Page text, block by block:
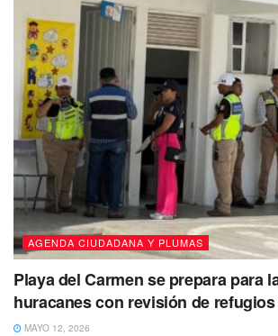
AGENDA CIUDADANA Y PLUMAS
Playa del Carmen se prepara para
huracanes con revisión de
MAYO 12, 2026